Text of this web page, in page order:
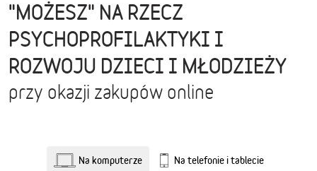
"MOŻESZ" NA RZECZ
PSYCHOPROFILAKTYKI I
ROZWOJU DZIECI I MŁODZIEŻY
przy okazji zakupów online
Na komputerze Na telefonie i tablecie